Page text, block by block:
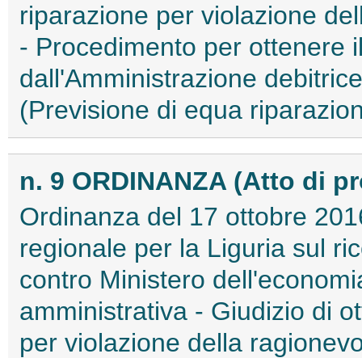
riparazione per violazione
- Procedimento per ottenere
dall'Amministrazione
(Previsione di equa
n. 9 ORDINANZA (Atto di
Ordinanza del 17 ottobre
regionale per la Liguria sul
contro Ministero
amministrativa - Giudizio di
per violazione della